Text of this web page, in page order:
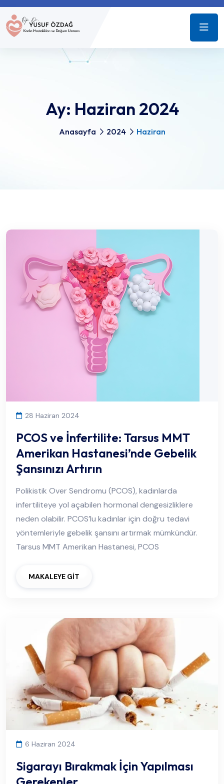
Ay: Haziran 2024
Anasayfa 2024 Haziran
28 Haziran 2024
PCOS ve İnfertilite: Tarsus MMT
Amerikan Hastanesi’nde Gebelik
Şansınızı Artırın
Polikistik Over Sendromu (PCOS), kadınlarda
infertiliteye yol açabilen hormonal dengesizliklere
neden olabilir. PCOS’lu kadınlar için doğru tedavi
yöntemleriyle gebelik şansını artırmak mümkündür.
Tarsus MMT Amerikan Hastanesi, PCOS
MAKALEYE GİT
6 Haziran 2024
Sigarayı Bırakmak İçin Yapılması